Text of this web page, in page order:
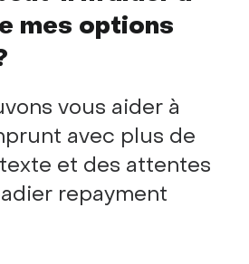
mes options
vous aider à
avec plus de
et des attentes
repayment